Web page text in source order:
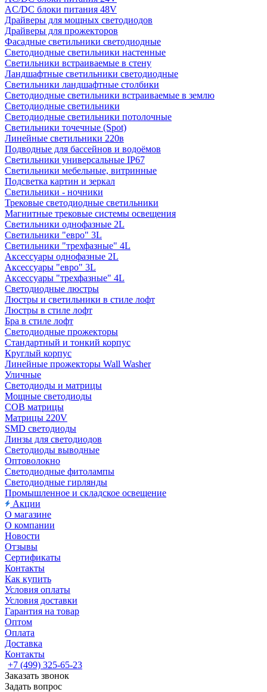
AC/DC блоки питания 48V
Драйверы для мощных светодиодов
Драйверы для прожекторов
Фасадные светильники светодиодные
Светодиодные светильники настенные
Светильники встраиваемые в стену
Ландшафтные светильники светодиодные
Светильники ландшафтные столбики
Светодиодные светильники встраиваемые в землю
Светодиодные светильники
Светодиодные светильники потолочные
Светильники точечные (Spot)
Линейные светильники 220в
Подводные для бассейнов и водоёмов
Светильники универсальные IP67
Светильники мебельные, витринные
Подсветка картин и зеркал
Светильники - ночники
Трековые светодиодные светильники
Магнитные трековые системы освещения
Светильники однофазные 2L
Светильники "евро" 3L
Светильники "трехфазные" 4L
Аксессуары однофазные 2L
Аксессуары "евро" 3L
Аксессуары "трехфазные" 4L
Светодиодные люстры
Люстры и светильники в стиле лофт
Люстры в стиле лофт
Бра в стиле лофт
Светодиодные прожекторы
Стандартный и тонкий корпус
Круглый корпус
Линейные прожекторы Wall Washer
Уличные
Светодиоды и матрицы
Мощные светодиоды
COB матрицы
Матрицы 220V
SMD светодиоды
Линзы для светодиодов
Светодиоды выводные
Оптоволокно
Светодиодные фитолампы
Светодиодные гирлянды
Промышленное и складское освещение
Акции
О магазине
О компании
Новости
Отзывы
Сертификаты
Контакты
Как купить
Условия оплаты
Условия доставки
Гарантия на товар
Оптом
Оплата
Доставка
Контакты
+7 (499) 325-65-23
Заказать звонок
Задать вопрос